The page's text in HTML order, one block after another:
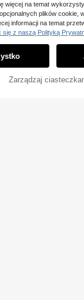
KUP TERAZ
więcej na temat
plików cookie,
informacji na temat
się z naszą Polityką
Zarządzaj